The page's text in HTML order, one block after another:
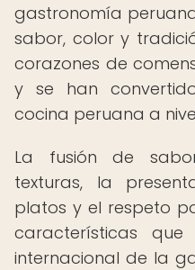
gastronomía
sabor, color y
corazones de
y se han
cocina peruana a
La fusión de
texturas, la
platos y el respeto
características
internacional de la